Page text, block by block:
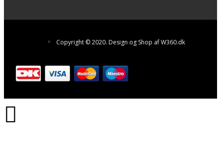
Copyright © 2020. Design og Shop af W360.dk